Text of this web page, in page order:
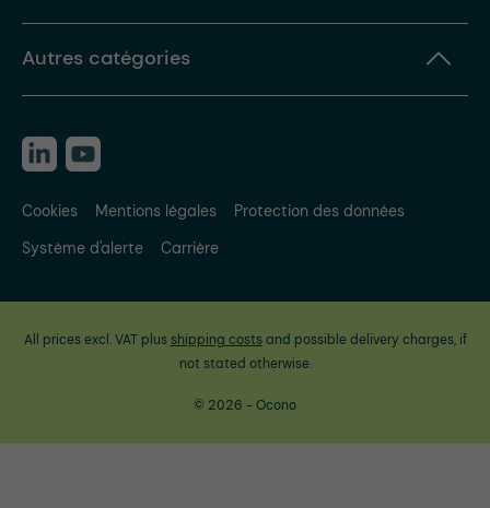
Autres catégories
Cookies Mentions légales
Protection des données
Système d'alerte
Carrière
All prices excl. VAT plus shipping costsand possible delivery charges, if
not stated otherwise.
© 2026 - Ocono